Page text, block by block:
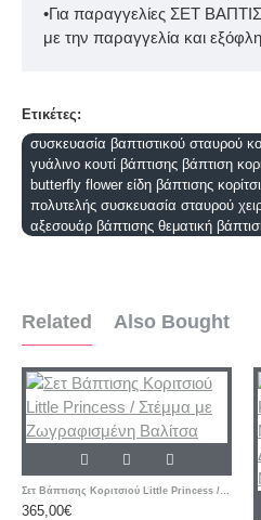
•Για παραγγελίες ΣΕΤ
με την παραγγελία και
Ετικέτες:
συσκευασία βαπτιστικού σταυρού
γυάλινο κουτί βάπτισης βάπτιση
butterfly flower είδη βάπτισης
πολυτελής συσκευασία σταυρού
αξεσουάρ βάπτισης θεματική
Related Also Bought
Σετ Βάπτισης Κοριτσιού Little Princess / Στέμμα με Ζωγραφισμένη Βαλίτσα
365,00€